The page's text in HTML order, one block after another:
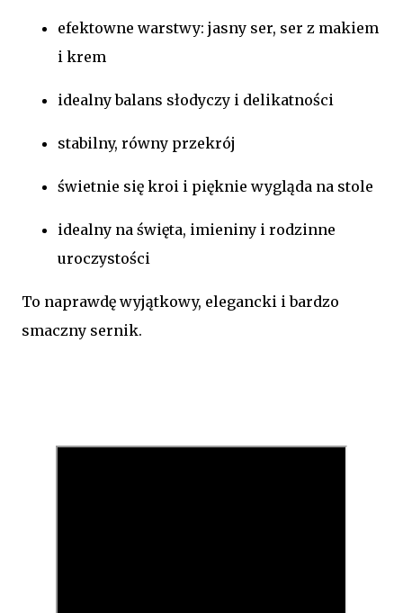
efektowne warstwy: jasny ser, ser z makiem
i krem
idealny balans słodyczy i delikatności
stabilny, równy przekrój
świetnie się kroi i pięknie wygląda na stole
idealny na święta, imieniny i rodzinne
uroczystości
To naprawdę wyjątkowy, elegancki i bardzo
smaczny sernik.